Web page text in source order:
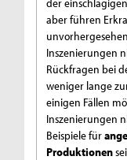
aber führen
Inszenierungen
Rückfragen bei
weniger lange
einigen Fällen
Inszenierungen
Beispiele für
Produktionen